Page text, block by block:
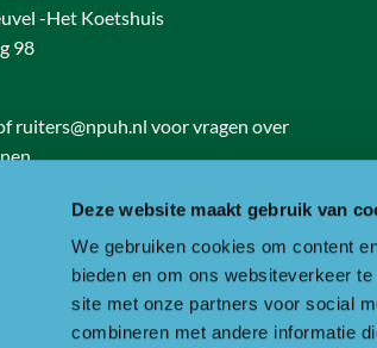
Deze website maakt gebruik van
We gebruiken cookies om content
bieden en om ons websiteverkeer
site met onze partners voor social
combineren met andere informatie
-Het Koetshuis
98
ruiters@npuh.nl voor vragen over
89 986 B01